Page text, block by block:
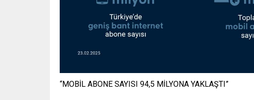
“MOBİL ABONE SAYISI 94,5 MİLYONA YAKLAŞTI”